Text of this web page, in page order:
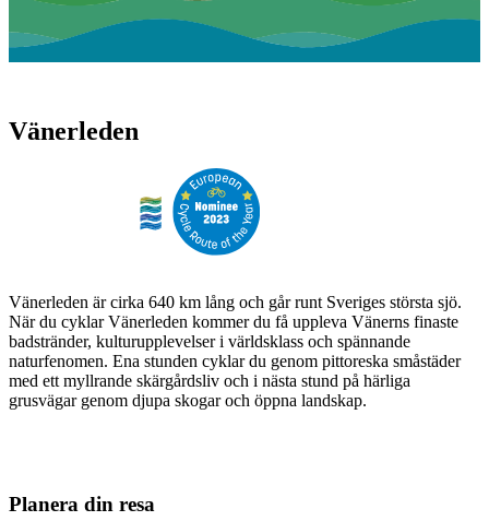
Vänerleden
Vänerleden är cirka 640 km lång och går runt Sveriges största sjö.
När du cyklar Vänerleden kommer du få uppleva Vänerns finaste
badstränder, kulturupplevelser i världsklass och spännande
naturfenomen. Ena stunden cyklar du genom pittoreska småstäder
med ett myllrande skärgårdsliv och i nästa stund på härliga
grusvägar genom djupa skogar och öppna landskap.
Planera din resa